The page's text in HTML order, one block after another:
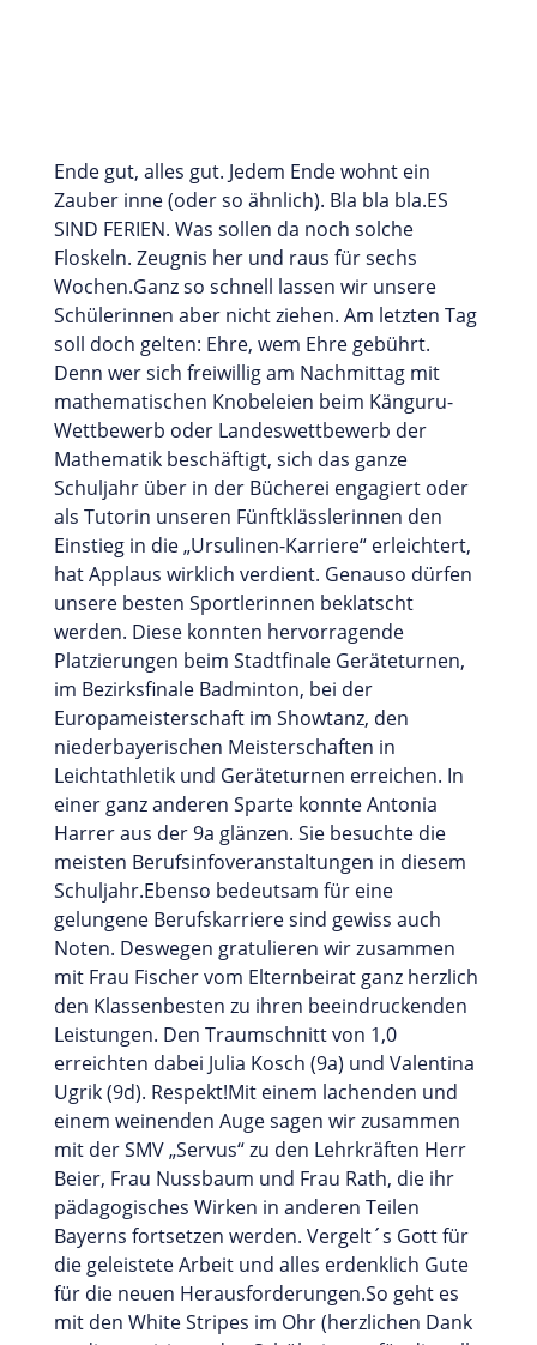
Ende gut, alles gut. Jedem Ende wohnt ein
Zauber inne (oder so ähnlich). Bla bla bla.ES
SIND FERIEN. Was sollen da noch solche
Floskeln. Zeugnis her und raus für sechs
Wochen.Ganz so schnell lassen wir unsere
Schülerinnen aber nicht ziehen. Am letzten Tag
soll doch gelten: Ehre, wem Ehre gebührt.
Denn wer sich freiwillig am Nachmittag mit
mathematischen Knobeleien beim Känguru-
Wettbewerb oder Landeswettbewerb der
Mathematik beschäftigt, sich das ganze
Schuljahr über in der Bücherei engagiert oder
als Tutorin unseren Fünftklässlerinnen den
Einstieg in die „Ursulinen-Karriere“ erleichtert,
hat Applaus wirklich verdient. Genauso dürfen
unsere besten Sportlerinnen beklatscht
werden. Diese konnten hervorragende
Platzierungen beim Stadtfinale Geräteturnen,
im Bezirksfinale Badminton, bei der
Europameisterschaft im Showtanz, den
niederbayerischen Meisterschaften in
Leichtathletik und Geräteturnen erreichen. In
einer ganz anderen Sparte konnte Antonia
Harrer aus der 9a glänzen. Sie besuchte die
meisten Berufsinfoveranstaltungen in diesem
Schuljahr.Ebenso bedeutsam für eine
gelungene Berufskarriere sind gewiss auch
Noten. Deswegen gratulieren wir zusammen
mit Frau Fischer vom Elternbeirat ganz herzlich
den Klassenbesten zu ihren beeindruckenden
Leistungen. Den Traumschnitt von 1,0
erreichten dabei Julia Kosch (9a) und Valentina
Ugrik (9d). Respekt!Mit einem lachenden und
einem weinenden Auge sagen wir zusammen
mit der SMV „Servus“ zu den Lehrkräften Herr
Beier, Frau Nussbaum und Frau Rath, die ihr
pädagogisches Wirken in anderen Teilen
Bayerns fortsetzen werden. Vergelt´s Gott für
die geleistete Arbeit und alles erdenklich Gute
für die neuen Herausforderungen.So geht es
mit den White Stripes im Ohr (herzlichen Dank